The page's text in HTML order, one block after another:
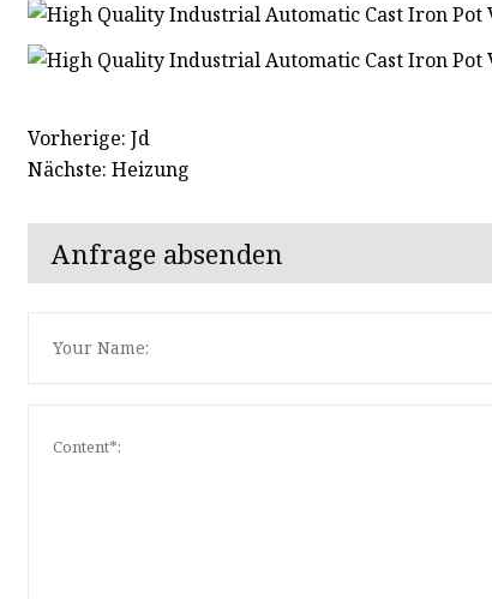
Vorherige: Jd
Nächste: Heizung
Anfrage absenden